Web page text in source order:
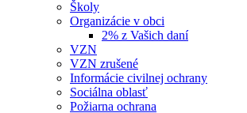
Školy
Organizácie v obci
2% z Vašich daní
VZN
VZN zrušené
Informácie civilnej ochrany
Sociálna oblasť
Požiarna ochrana